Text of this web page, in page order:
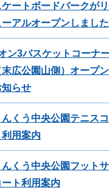
ケートボードパークが
ーアルオープンしました
ン3バスケットコーナ
末広公園山側）オープ
知らせ
んくう中央公園テニス
利用案内
んくう中央公園フット
ート利用案内